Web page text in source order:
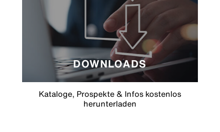
DOWNLOADS
Kataloge, Prospekte & Infos kostenlos
herunterladen